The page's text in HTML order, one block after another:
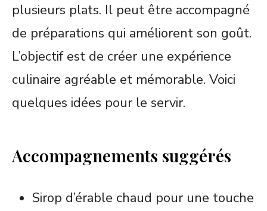
plusieurs plats. Il peut être accompagné
de préparations qui améliorent son goût.
L’objectif est de créer une expérience
culinaire agréable et mémorable. Voici
quelques idées pour le servir.
Accompagnements suggérés
Sirop d’érable chaud pour une touche